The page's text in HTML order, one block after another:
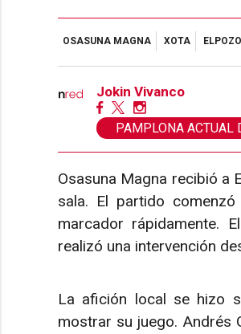
OSASUNA MAGNA XOTA
Jokin Vivanco
PAMPLONA ACTUAL
Osasuna Magna recibió a
sala. El partido
marcador rápidamente.
realizó una intervención
La afición local se hizo
mostrar su juego. Andrés